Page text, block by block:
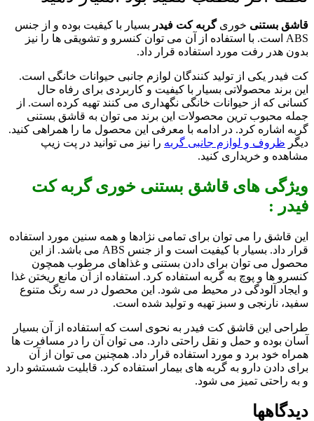
قاشق بستنی خوریگربه کت فیدر بسیار با کیفیت بوده و از جنس
ABS است. با استفاده از آن می توان کنسرو و تشویقی ها را نیز
بدون هدر رفت مورد استفاده قرار داد.
کت فیدر یکی از تولید کنندگان لوازم جانبی حیوانات خانگی است.
این برند محصولاتی بسیار با کیفیت و کاربردی برای رفاه حال
کسانی که از حیوانات خانگی نگهداری می کنند تهیه کرده است. از
جمله محبوب ترین محصولات این برند می توان به قاشق بستنی
گربه اشاره کرد. در ادامه با معرفی این محصول ما را همراهی کنید.
دیگر ظروف و لوازم جانبی گربه را نیز می توانید در پت زیپ
مشاهده و خریداری کنید.
ویژگی های قاشق بستنی خوری گربه کت
فیدر :
این قاشق را می توان برای تمامی نژادها و همه سنین مورد استفاده
قرار داد. بسیار با کیفیت است و از جنس ABS می باشد. از این
محصول می توان برای دادن بستنی و غذاهای مرطوب همچون
کنسرو ها و پوچ به گربه استفاده کرد. استفاده از آن مانع ریختن غذا
و ایجاد آلودگی در محیط می شود. این محصول در سه رنگ متنوع
سفید، نارنجی و سبز تهیه و تولید شده است.
طراحی این قاشق کت فیدر به نحوی است که استفاده از آن بسیار
آسان بوده و حمل و نقل راحتی دارد. می توان آن را در مسافرت ها
همراه خود برد و مورد استفاده قرار داد. همچنین می توان از آن
برای دادن دارو به گربه های بیمار استفاده کرد. قابلیت شستشو دارد
و به راحتی تمیز می شود.
دیدگاهها